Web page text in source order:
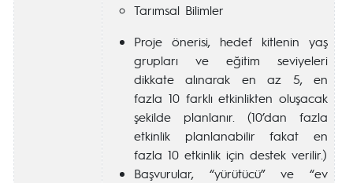
Tarımsal Bilimler
Proje önerisi, hedef kitlenin yaş
grupları ve eğitim seviyeleri
dikkate alınarak en az 5, en
fazla 10 farklı etkinlikten oluşacak
şekilde planlanır. (10’dan fazla
etkinlik planlanabilir fakat en
fazla 10 etkinlik için destek verilir.)
Başvurular, “yürütücü” ve “ev